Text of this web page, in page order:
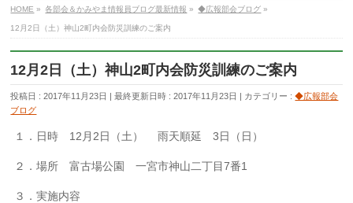
HOME » 各部会＆かみやま情報員ブログ最新情報 » ◆広報部会ブログ »
12月2日（土）神山2町内会防災訓練のご案内
12月2日（土）神山2町内会防災訓練のご案内
投稿日 : 2017年11月23日 最終更新日時 : 2017年11月23日 カテゴリー :◆広報部会
ブログ
１．日時 12月2日（土） 雨天順延 3日（日）
２．場所 富古場公園 一宮市神山二丁目7番1
３．実施内容